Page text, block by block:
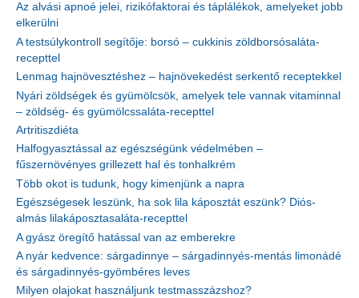
Az alvási apnoé jelei, rizikófaktorai és táplálékok, amelyeket jobb
elkerülni
A testsúlykontroll segítője: borsó – cukkinis zöldborsósaláta-
recepttel
Lenmag hajnövesztéshez – hajnövekedést serkentő receptekkel
Nyári zöldségek és gyümölcsök, amelyek tele vannak vitaminnal
– zöldség- és gyümölcssaláta-recepttel
Artritiszdiéta
Halfogyasztással az egészségünk védelmében –
fűszernövényes grillezett hal és tonhalkrém
Több okot is tudunk, hogy kimenjünk a napra
Egészségesek leszünk, ha sok lila káposztát eszünk? Diós-
almás lilakáposztasaláta-recepttel
A gyász öregítő hatással van az emberekre
A nyár kedvence: sárgadinnye – sárgadinnyés-mentás limonádé
és sárgadinnyés-gyömbéres leves
Milyen olajokat használjunk testmasszázshoz?